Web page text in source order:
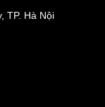
TP. Hà Nội